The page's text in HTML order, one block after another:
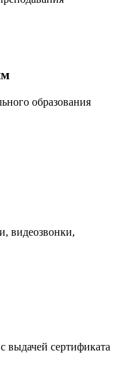
образования
видеозвонки,
выдачей сертификата